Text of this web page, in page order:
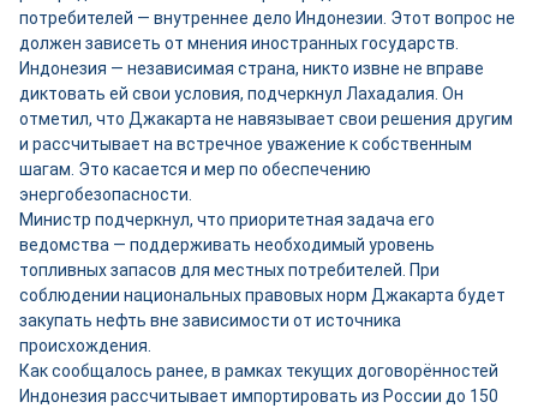
потребителей — внутреннее дело Индонезии. Этот вопрос не
должен зависеть от мнения иностранных государств.
Индонезия — независимая страна, никто извне не вправе
диктовать ей свои условия, подчеркнул Лахадалия. Он
отметил, что Джакарта не навязывает свои решения другим
и рассчитывает на встречное уважение к собственным
шагам. Это касается и мер по обеспечению
энергобезопасности.
Министр подчеркнул, что приоритетная задача его
ведомства — поддерживать необходимый уровень
топливных запасов для местных потребителей. При
соблюдении национальных правовых норм Джакарта будет
закупать нефть вне зависимости от источника
происхождения.
Как сообщалось ранее, в рамках текущих договорённостей
Индонезия рассчитывает импортировать из России до 150